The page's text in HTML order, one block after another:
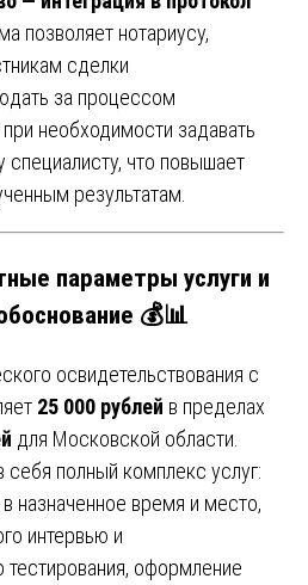
позволяет нотариусу,
сделки
за процессом
необходимости задавать
что повышает
результатам.
параметры услуги и
💰📊
освидетельствования с
25 000 рублей в пределах
для Московской области.
себя полный комплекс услуг:
назначенное время и место,
интервью и
тестирования, оформление